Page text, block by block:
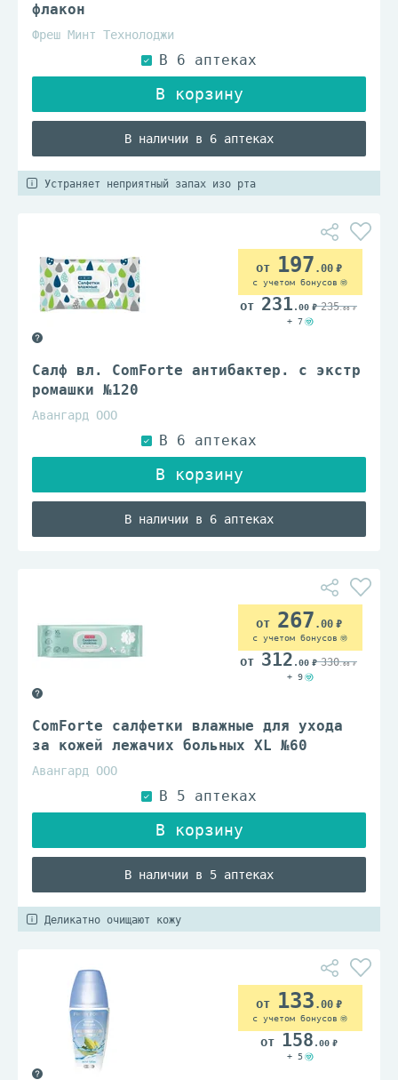
флакон
Фреш Минт Технолоджи
В наличии в 6 аптеках
Устраняет неприятный запах изо рта
Салф вл. ComForte антибактер. с экстр
ромашки №120
Авангард ООО
В наличии в 6 аптеках
197 .00
с учетом бонусов
231 .00 235.00
+ 7
ComForte салфетки влажные для ухода
за кожей лежачих больных XL №60
Авангард ООО
В наличии в 5 аптеках
267 .00
с учетом бонусов
312 .00 330.00
+ 9
Деликатно очищают кожу
133 .00
с учетом бонусов
158 .00
+ 5